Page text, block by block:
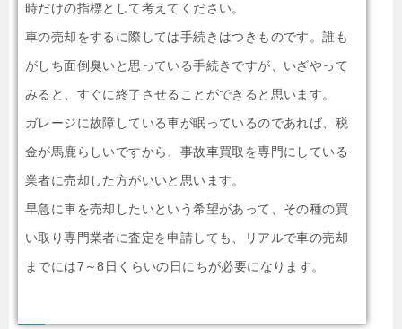
時だけの指標として考えてください。
車の売却をするに際しては手続きはつきものです。誰も
がしち面倒臭いと思っている手続きですが、いざやって
みると、すぐに終了させることができると思います。
ガレージに故障している車が眠っているのであれば、税
金が馬鹿らしいですから、事故車買取を専門にしている
業者に売却した方がいいと思います。
早急に車を売却したいという希望があって、その種の買
い取り専門業者に査定を申請しても、リアルで車の売却
までには7～8日くらいの日にちが必要になります。